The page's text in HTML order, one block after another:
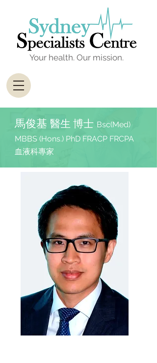
Your health. Our mission.
馬俊基 醫生 博士 Bsc(Med)
MBBS (Hons.) PhD FRACP FRCPA
血液科專家